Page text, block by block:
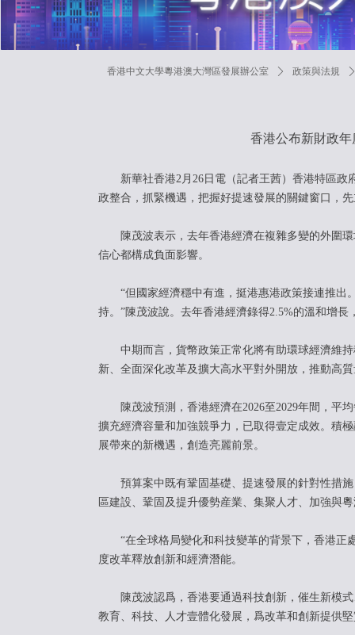
香港公布新財政
香港中文大學粵港澳大灣區發展辦公室 ꄲ 政策與法規
新華社香港2月26日電（記者王茜）香港特區政
政整合，抓緊機遇，把握好提速發展的關鍵窗口，
陳茂波表示，去年香港經濟在複雜多變的外圍環
信心都構成負面影響。
“但國家經濟穩中有進，挺港惠港政策接連推
持。”陳茂波說。去年香港經濟錄得2.5%的溫和增
中期而言，貨幣政策正常化將有助環球經濟維持
新、全面深化改革及擴大高水平對外開放，推動高
陳茂波預測，香港經濟在2026至2029年間，平均
擴充經濟容量和加強競爭力，已取得壹定成效。積
展帶來的新機遇，創造亮麗前景。
預算案中既有鞏固基礎、提速發展的針對性措施
區建設、鞏固及提升優勢産業、集聚人才、加強與
“在全球格局變化和科技變革的背景下，香港正
度改革釋放創新和經濟潛能。
陳茂波認爲，香港要通過科技創新，催生新模式
教育、科技、人才壹體化發展，爲改革和創新提供